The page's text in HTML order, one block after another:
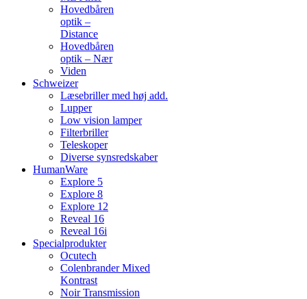
Hovedbåren
optik –
Distance
Hovedbåren
optik – Nær
Viden
Schweizer
Læsebriller med høj add.
Lupper
Low vision lamper
Filterbriller
Teleskoper
Diverse synsredskaber
HumanWare
Explore 5
Explore 8
Explore 12
Reveal 16
Reveal 16i
Specialprodukter
Ocutech
Colenbrander Mixed
Kontrast
Noir Transmission